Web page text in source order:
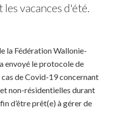
vacances d'été.
la Fédération Wallonie-
envoyé le protocole de
de Covid-19 concernant
non-résidentielles durant
d’être prêt(e) à gérer de